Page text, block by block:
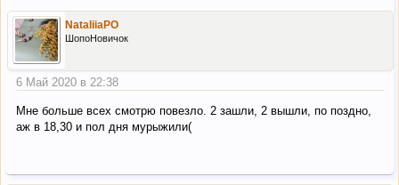
NataliiaPO
ШопоНовичок
6 Май 2020 в 22:38
Мне больше всех смотрю повезло. 2 зашли, 2 вышли, по поздно,
аж в 18,30 и пол дня мурыжили(